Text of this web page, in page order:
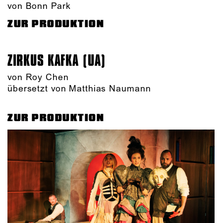
von Bonn Park
ZUR PRODUKTION
ZIRKUS KAFKA (UA)
von Roy Chen
übersetzt von Matthias Naumann
ZUR PRODUKTION